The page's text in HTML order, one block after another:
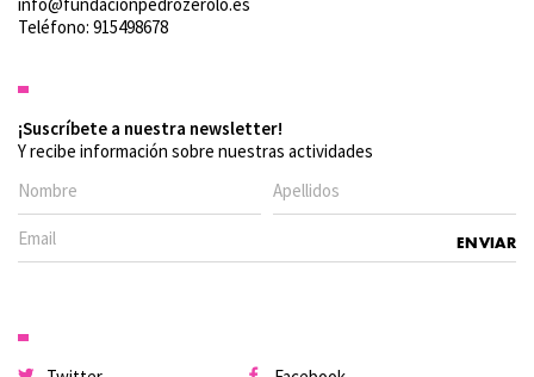
Teléfono: 915498678
¡Suscríbete a nuestra newsletter!
Y recibe información sobre nuestras actividades